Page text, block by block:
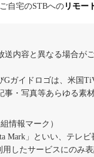
自宅のSTBへの リモー
送内容と異なる場合が
Gガイドロゴは、米国
事・写真等あらゆる素
情報マーク）
Mark」といい、テレ
用したサービスにのみ